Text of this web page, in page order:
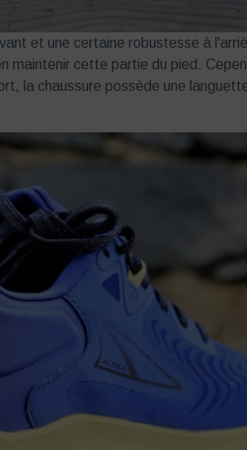
et une certaine robustesse à
maintenir cette partie du pied.
la chaussure possède une